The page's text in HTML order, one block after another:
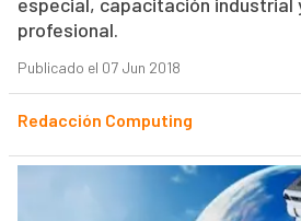
especial, capacitación industrial
profesional.
Publicado el 07 Jun 2018
Redacción Computing